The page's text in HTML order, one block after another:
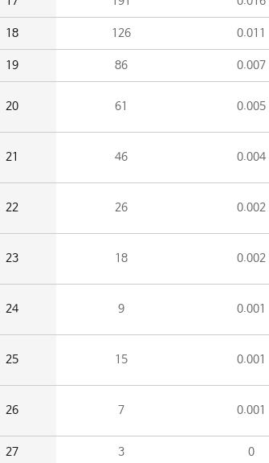
18 126 0.011
19 86 0.007
20 61 0.005
21 46 0.004
22 26 0.002
23 18 0.002
24 9 0.001
25 15 0.001
26 7 0.001
27 3 0